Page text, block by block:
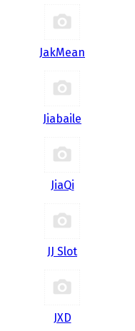
JakMean
Jiabaile
JiaQi
JJ Slot
JXD